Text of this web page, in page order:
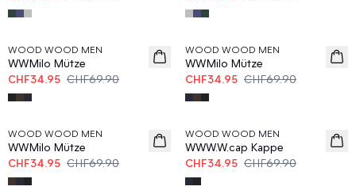
50%
WOOD WOOD MEN
WWMilo Mütze
CHF34.95 CHF69.90
50%
WOOD WOOD MEN
WWMilo Mütze
CHF34.95 CHF69.90
50%
WOOD WOOD MEN
WWMilo Mütze
CHF34.95 CHF69.90
50%
WOOD WOOD MEN
WWW.W.cap Kappe
CHF34.95 CHF69.90
50% 50%